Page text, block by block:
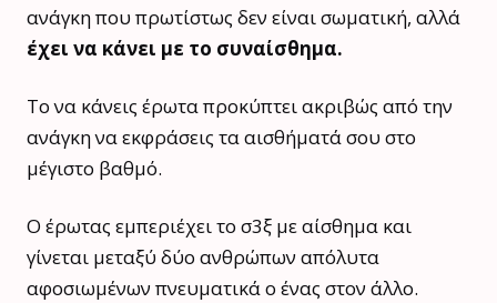
ανάγκη που πρωτίστως δεν είναι σωματική, αλλά
έχει να κάνει με το συναίσθημα.
Το να κάνεις έρωτα προκύπτει ακριβώς από την
ανάγκη να εκφράσεις τα αισθήματά σου στο
μέγιστο βαθμό.
Ο έρωτας εμπεριέχει το σ3ξ με αίσθημα και
γίνεται μεταξύ δύο ανθρώπων απόλυτα
αφοσιωμένων πνευματικά ο ένας στον άλλο.